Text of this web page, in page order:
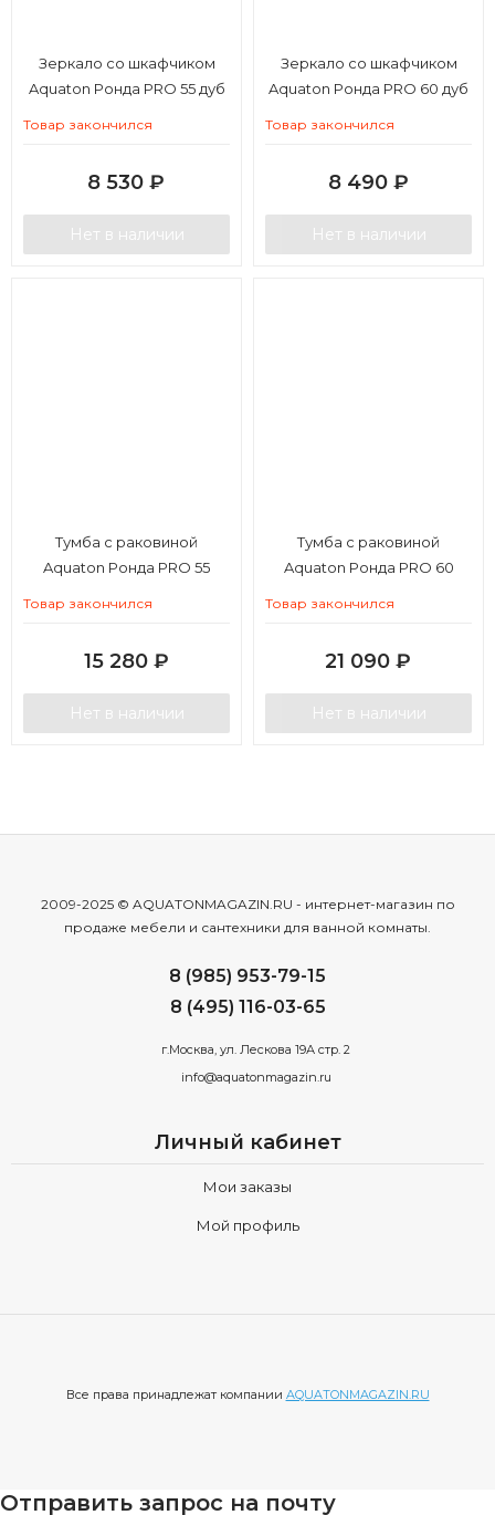
Зеркало со шкафчиком
Aquaton Ронда PRO 55 дуб
Товар закончился
8 530 ₽
Нет в наличии
Зеркало со шкафчиком
Aquaton Ронда PRO 60 дуб
Товар закончился
8 490 ₽
Нет в наличии
Тумба с раковиной
Aquaton Ронда PRO 55
Товар закончился
15 280 ₽
Нет в наличии
Тумба с раковиной
Aquaton Ронда PRO 60
Товар закончился
21 090 ₽
Нет в наличии
2009-2025 © AQUATONMAGAZIN.RU - интернет-магазин по
продаже мебели и сантехники для ванной комнаты.
8 (985) 953-79-15
8 (495) 116-03-65
г.Москва, ул. Лескова 19А стр. 2
info@aquatonmagazin.ru
Личный кабинет
Мои заказы
Мой профиль
Все права принадлежат компании AQUATONMAGAZIN.RU
Отправить запрос на почту